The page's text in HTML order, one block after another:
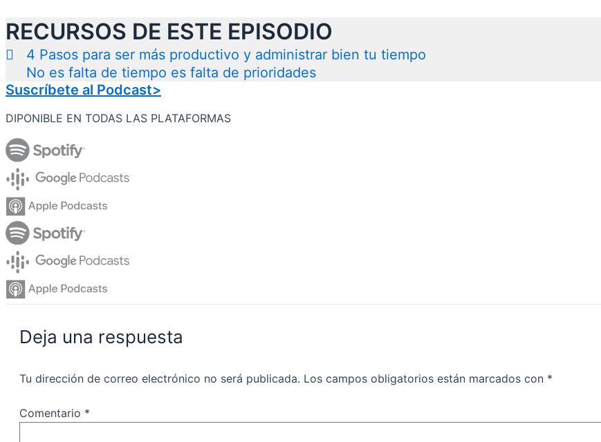
RECURSOS DE ESTE EPISODIO
4 Pasos para ser más productivo y administrar bien tu tiempo
No es falta de tiempo es falta de prioridades
Suscríbete al Podcast>
DIPONIBLE EN TODAS LAS PLATAFORMAS
Deja una respuesta
Tu dirección de correo electrónico no será publicada. Los campos obligatorios están marcados con *
Comentario *